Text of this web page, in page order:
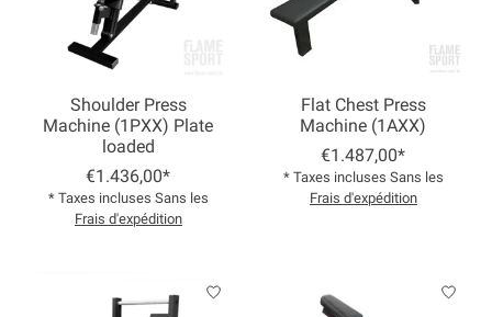
Shoulder Press
Machine (1PXX) Plate
loaded
€1.436,00*
* Taxes incluses Sans les
Frais d'expédition
Flat Chest Press
Machine (1AXX)
€1.487,00*
* Taxes incluses Sans les
Frais d'expédition